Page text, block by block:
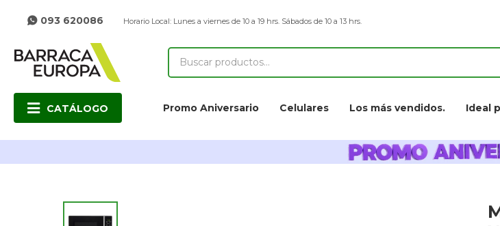
CATÁLOGO Promo Aniversario Celulares Los más vendidos. Ideal
093 620086 Horario Local: Lunes a viernes de 10 a 19 hrs. Sábados de 10 a 13 hrs.